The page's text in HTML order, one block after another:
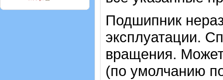
Подшипник
эксплуатации.
вращения.
(по умолчанию